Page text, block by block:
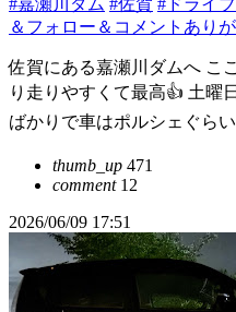
#嘉瀬川ダム #佐賀 #ドライ
＆フォロー＆コメントあり
佐賀にある嘉瀬川ダムへ こ
り走りやすくて最高👍 土曜
ばかりで車はポルシェぐ
thumb_up 471
comment12
2026/06/09 17:51